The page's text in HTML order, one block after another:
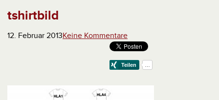
tshirtbild
12. Februar 2013Keine Kommentare